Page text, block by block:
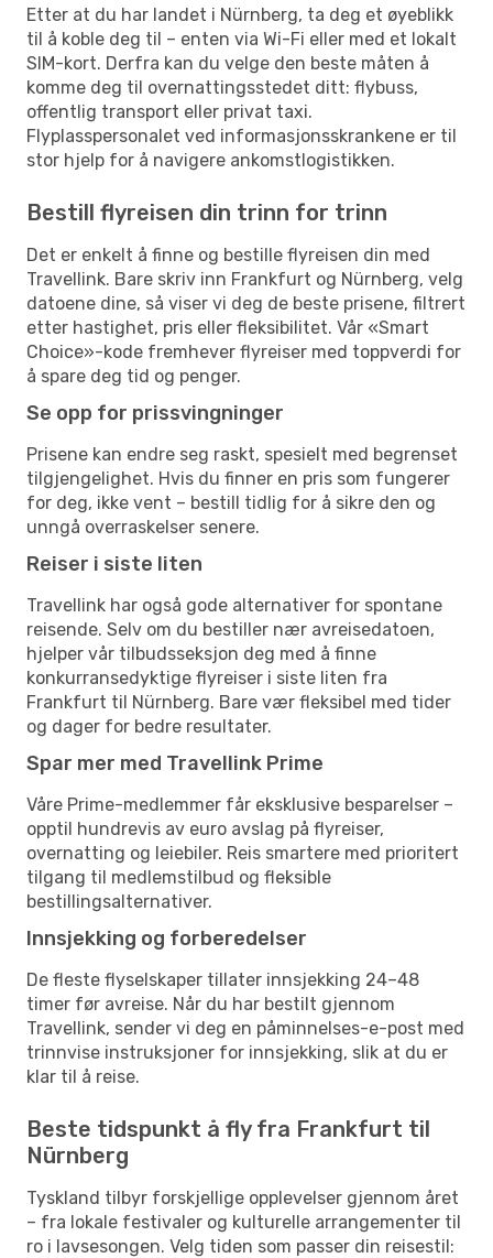
Etter at du har landet i Nürnberg, ta deg et øyeblikk
til å koble deg til – enten via Wi-Fi eller med et lokalt
SIM-kort. Derfra kan du velge den beste måten å
komme deg til overnattingsstedet ditt: flybuss,
offentlig transport eller privat taxi.
Flyplasspersonalet ved informasjonsskrankene er til
stor hjelp for å navigere ankomstlogistikken.
Bestill flyreisen din trinn for trinn
Det er enkelt å finne og bestille flyreisen din med
Travellink. Bare skriv inn Frankfurt og Nürnberg, velg
datoene dine, så viser vi deg de beste prisene, filtrert
etter hastighet, pris eller fleksibilitet. Vår «Smart
Choice»-kode fremhever flyreiser med toppverdi for
å spare deg tid og penger.
Se opp for prissvingninger
Prisene kan endre seg raskt, spesielt med begrenset
tilgjengelighet. Hvis du finner en pris som fungerer
for deg, ikke vent – bestill tidlig for å sikre den og
unngå overraskelser senere.
Reiser i siste liten
Travellink har også gode alternativer for spontane
reisende. Selv om du bestiller nær avreisedatoen,
hjelper vår tilbudsseksjon deg med å finne
konkurransedyktige flyreiser i siste liten fra
Frankfurt til Nürnberg. Bare vær fleksibel med tider
og dager for bedre resultater.
Spar mer med Travellink Prime
Våre Prime-medlemmer får eksklusive besparelser –
opptil hundrevis av euro avslag på flyreiser,
overnatting og leiebiler. Reis smartere med prioritert
tilgang til medlemstilbud og fleksible
bestillingsalternativer.
Innsjekking og forberedelser
De fleste flyselskaper tillater innsjekking 24–48
timer før avreise. Når du har bestilt gjennom
Travellink, sender vi deg en påminnelses-e-post med
trinnvise instruksjoner for innsjekking, slik at du er
klar til å reise.
Beste tidspunkt å fly fra Frankfurt til
Nürnberg
Tyskland tilbyr forskjellige opplevelser gjennom året
– fra lokale festivaler og kulturelle arrangementer til
ro i lavsesongen. Velg tiden som passer din reisestil: